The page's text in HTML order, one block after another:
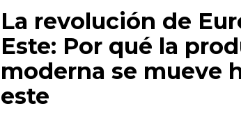
La revolución de
Este: Por qué la
moderna se mueve
este